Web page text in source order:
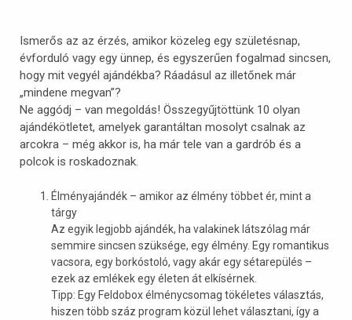
Ismerős az az érzés, amikor közeleg egy születésnap,
évforduló vagy egy ünnep, és egyszerűen fogalmad sincsen,
hogy mit vegyél ajándékba? Ráadásul az illetőnek már
„mindene megvan”?
Ne aggódj – van megoldás! Összegyűjtöttünk 10 olyan
ajándékötletet, amelyek garantáltan mosolyt csalnak az
arcokra – még akkor is, ha már tele van a gardrób és a
polcok is roskadoznak.
Élményajándék – amikor az élmény többet ér, mint a
tárgy
Az egyik legjobb ajándék, ha valakinek látszólag már
semmire sincsen szüksége, egy élmény. Egy romantikus
vacsora, egy borkóstoló, vagy akár egy sétarepülés –
ezek az emlékek egy életen át elkísérnek.
Tipp: Egy Feldobox élménycsomag tökéletes választás,
hiszen több száz program közül lehet választani, így a